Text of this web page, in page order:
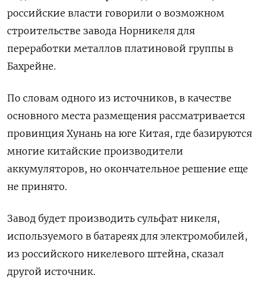
российские власти говорили о возможном
строительстве завода Норникеля для
переработки металлов платиновой группы в
Бахрейне.
По словам одного из источников, в качестве
основного места размещения рассматривается
провинция Хунань на юге Китая, где базируются
многие китайские производители
аккумуляторов, но окончательное решение еще
не принято.
Завод будет производить сульфат никеля,
используемого в батареях для электромобилей,
из российского никелевого штейна, сказал
другой источник.